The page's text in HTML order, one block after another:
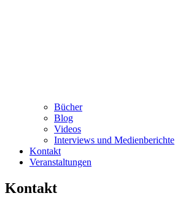
Bücher
Blog
Videos
Interviews und Medienberichte
Kontakt
Veranstaltungen
Kontakt